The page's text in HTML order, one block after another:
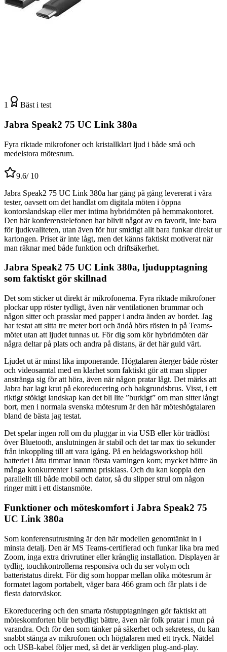
1 Bäst i test
Jabra Speak2 75 UC Link 380a
Fyra riktade mikrofoner och kristallklart ljud i både små och
medelstora mötesrum.
9.6/ 10
Jabra Speak2 75 UC Link 380a har gång på gång levererat i våra
tester, oavsett om det handlat om digitala möten i öppna
kontorslandskap eller mer intima hybridmöten på hemmakontoret.
Den här konferenstelefonen har blivit något av en favorit, inte bara
för ljudkvaliteten, utan även för hur smidigt allt bara funkar direkt ur
kartongen. Priset är inte lågt, men det känns faktiskt motiverat när
man räknar med både funktion och driftsäkerhet.
Jabra Speak2 75 UC Link 380a, ljudupptagning
som faktiskt gör skillnad
Det som sticker ut direkt är mikrofonerna. Fyra riktade mikrofoner
plockar upp röster tydligt, även när ventilationen brummar och
någon sitter och prasslar med papper i andra änden av bordet. Jag
har testat att sitta tre meter bort och ändå hörs rösten in på Teams-
mötet utan att ljudet tunnas ut. För dig som kör hybridmöten där
några deltar på plats och andra på distans, är det här guld värt.
Ljudet ut är minst lika imponerande. Högtalaren återger både röster
och videosamtal med en klarhet som faktiskt gör att man slipper
anstränga sig för att höra, även när någon pratar lågt. Det märks att
Jabra har lagt krut på ekoreducering och bakgrundsbrus. Visst, i ett
riktigt stökigt landskap kan det bli lite ”burkigt” om man sitter långt
bort, men i normala svenska mötesrum är den här möteshögtalaren
bland de bästa jag testat.
Det spelar ingen roll om du pluggar in via USB eller kör trådlöst
över Bluetooth, anslutningen är stabil och det tar max tio sekunder
från inkoppling till att vara igång. På en heldagsworkshop höll
batteriet i åtta timmar innan första varningen kom; mycket bättre än
många konkurrenter i samma prisklass. Och du kan koppla den
parallellt till både mobil och dator, så du slipper strul om någon
ringer mitt i ett distansmöte.
Funktioner och möteskomfort i Jabra Speak2 75
UC Link 380a
Som konferensutrustning är den här modellen genomtänkt in i
minsta detalj. Den är MS Teams-certifierad och funkar lika bra med
Zoom, inga extra drivrutiner eller krånglig installation. Displayen är
tydlig, touchkontrollerna responsiva och du ser volym och
batteristatus direkt. För dig som hoppar mellan olika mötesrum är
formatet lagom portabelt, väger bara 466 gram och får plats i de
flesta datorväskor.
Ekoreducering och den smarta röstupptagningen gör faktiskt att
möteskomforten blir betydligt bättre, även när folk pratar i mun på
varandra. Och för den som tänker på säkerhet och sekretess, du kan
snabbt stänga av mikrofonen och högtalaren med ett tryck. Nätdel
och USB-kabel följer med, så det är verkligen plug-and-play.